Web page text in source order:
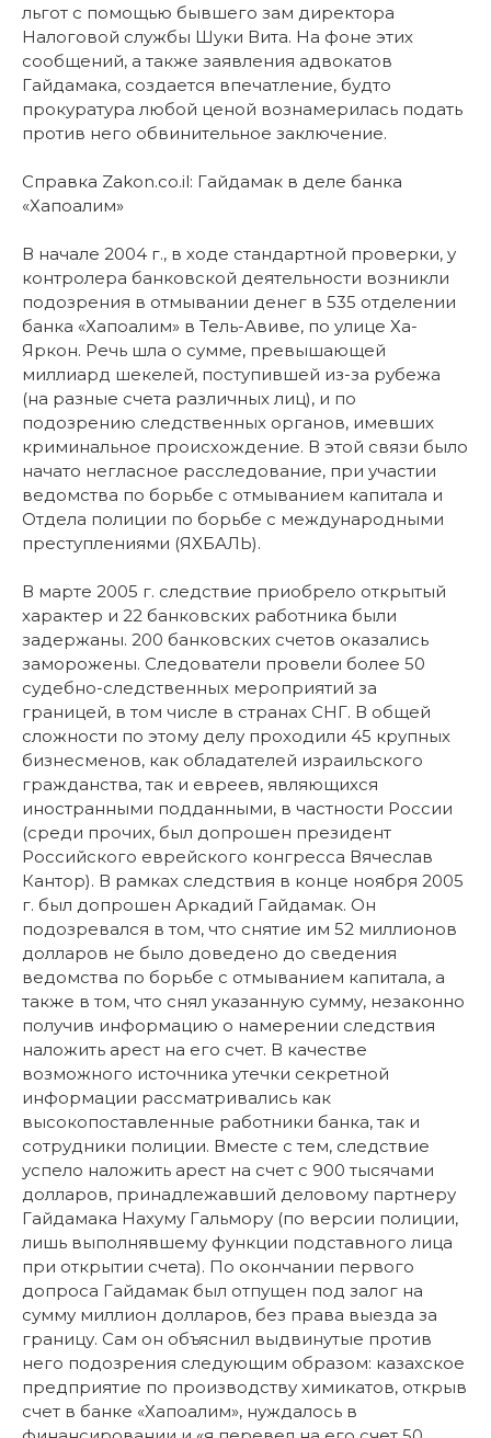
льгот с помощью бывшего зам директора
Налоговой службы Шуки Вита. На фоне этих
сообщений, а также заявления адвокатов
Гайдамака, создается впечатление, будто
прокуратура любой ценой вознамерилась подать
против него обвинительное заключение.
Справка Zakon.co.il: Гайдамак в деле банка
«Хапоалим»
В начале 2004 г., в ходе стандартной проверки, у
контролера банковской деятельности возникли
подозрения в отмывании денег в 535 отделении
банка «Хапоалим» в Тель-Авиве, по улице Ха-
Яркон. Речь шла о сумме, превышающей
миллиард шекелей, поступившей из-за рубежа
(на разные счета различных лиц), и по
подозрению следственных органов, имевших
криминальное происхождение. В этой связи было
начато негласное расследование, при участии
ведомства по борьбе с отмыванием капитала и
Отдела полиции по борьбе с международными
преступлениями (ЯХБАЛЬ).
В марте 2005 г. следствие приобрело открытый
характер и 22 банковских работника были
задержаны. 200 банковских счетов оказались
заморожены. Следователи провели более 50
судебно-следственных мероприятий за
границей, в том числе в странах СНГ. В общей
сложности по этому делу проходили 45 крупных
бизнесменов, как обладателей израильского
гражданства, так и евреев, являющихся
иностранными подданными, в частности России
(среди прочих, был допрошен президент
Российского еврейского конгресса Вячеслав
Кантор). В рамках следствия в конце ноября 2005
г. был допрошен Аркадий Гайдамак. Он
подозревался в том, что снятие им 52 миллионов
долларов не было доведено до сведения
ведомства по борьбе с отмыванием капитала, а
также в том, что снял указанную сумму, незаконно
получив информацию о намерении следствия
наложить арест на его счет. В качестве
возможного источника утечки секретной
информации рассматривались как
высокопоставленные работники банка, так и
сотрудники полиции. Вместе с тем, следствие
успело наложить арест на счет с 900 тысячами
долларов, принадлежавший деловому партнеру
Гайдамака Нахуму Гальмору (по версии полиции,
лишь выполнявшему функции подставного лица
при открытии счета). По окончании первого
допроса Гайдамак был отпущен под залог на
сумму миллион долларов, без права выезда за
границу. Сам он объяснил выдвинутые против
него подозрения следующим образом: казахское
предприятие по производству химикатов, открыв
счет в банке «Хапоалим», нуждалось в